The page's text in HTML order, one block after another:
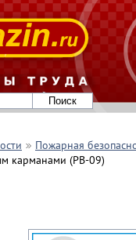
Пожарная
карманами (PB-09)